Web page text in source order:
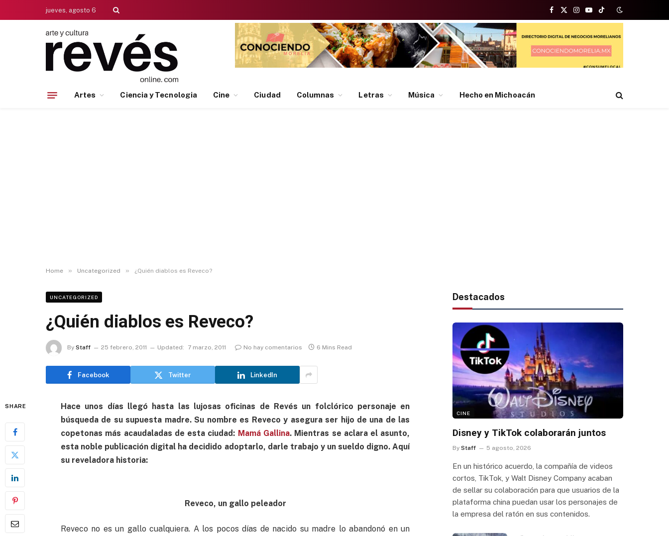
jueves, agosto 6
Facebook
X
(Twitter)
Instagram
YouTubeTikTok
Artes Ciencia y Tecnologia Cine Ciudad Columnas Letras Música Hecho en Michoacán
Home » Uncategorized » ¿Quién diablos es Reveco?
UNCATEGORIZED
¿Quién diablos es Reveco?
By Staff 25 febrero, 2011 Updated: 7 marzo, 2011 No hay comentarios 6 Mins Read
Facebook Twitter LinkedIn
SHARE
Hace unos días llegó hasta las lujosas oficinas de Revés un folclórico personaje en
búsqueda de su supuesta madre. Su nombre es Reveco y asegura ser hijo de una de las
copetonas más acaudaladas de esta ciudad: Mamá Gallina. Mientras se aclara el asunto,
esta noble publicación digital ha decidido adoptarlo, darle trabajo y un sueldo digno. Aquí
su reveladora historia:
Reveco, un gallo peleador
Reveco no es un gallo cualquiera. A los pocos días de nacido su madre lo abandonó en un
Destacados
CINE
Disney y TikTok colaborarán juntos
By Staff 5 agosto, 2026
En un histórico acuerdo, la compañía de videos
cortos, TikTok, y Walt Disney Company acaban
de sellar su colaboración para que usuarios de la
plataforma china puedan usar los personajes de
la empresa del ratón en sus contenidos.